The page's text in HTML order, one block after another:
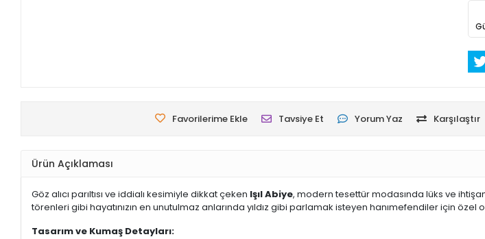
Favorilerime Ekle Tavsiye Et Yorum Yaz Karşılaştır
Ürün Açıklaması
Göz alıcı parıltısı ve iddialı kesimiyle dikkat çeken Işıl Abiye, modern tesettür modasında lüks ve
törenleri gibi hayatınızın en unutulmaz anlarında yıldız gibi parlamak isteyen hanımefendiler için özel
Tasarım ve Kumaş Detayları: